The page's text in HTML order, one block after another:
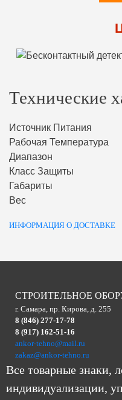
Технические
Источник Питания
Рабочая Температура
Диапазон
Класс Защиты
Габариты
Вес
ИНФОРМАЦИЯ О ДОСТАВКЕ
СТРОИТЕЛЬНОЕ
г. Самара, пр. Кирова, д. 255
8 (846) 277-17-78
8 (917) 162-51-16
ankor-tehno@mail.ru
zakaz@ankor-tehno.ru
Все товарные знаки,
индивидуализации,